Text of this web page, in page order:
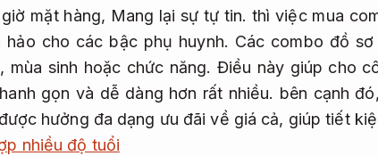
mặt hàng, Mang lại sự tự tin. thì việc mua
hảo cho các bậc phụ huynh. Các combo đồ
mùa sinh hoặc chức năng. Điều này giúp cho
gọn và dễ dàng hơn rất nhiều. bên cạnh
hưởng đa dạng ưu đãi về giá cả, giúp tiết
nhiều độ tuổi